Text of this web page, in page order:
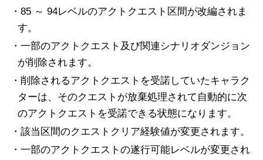
クエスト チャンネル 追加変更事項
項
編パッチ
・85 ～ 94レベルのアクトクエスト区間が改編されま
す。
・一部のアクトクエスト及び関連シナリオダンジョン
が削除されます。
・削除されるアクトクエストを受諾していたキャラク
ターは、そのクエストが放棄処理されて自動的に次
のアクトクエストを受諾できる状態になります。
・該当区間のクエストクリア経験値が変更されます。
・一部のアクトクエストの遂行可能レベルが変更され